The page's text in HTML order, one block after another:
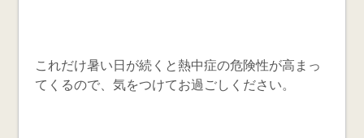
これだけ暑い日が続くと熱中症の危険性が高まっ
てくるので、気をつけてお過ごしください。